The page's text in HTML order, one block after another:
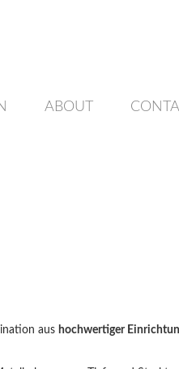
ABOUT
aus hochwertiger